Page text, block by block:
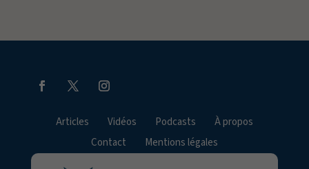
Articles Vidéos Podcasts
À propos
Contact
Mentions légales